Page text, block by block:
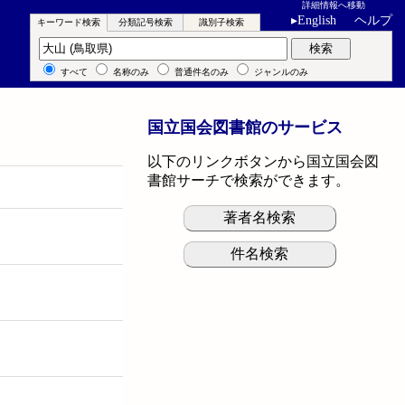
詳細情報へ移動
▸English ヘルプ
キーワード検索 分類記号検索 識別子検索
キーワード検索 検索
すべて 名称のみ 普通件名のみ ジャンルのみ
国立国会図書館のサービス
以下のリンクボタンから国立国会図
書館サーチで検索ができます。
著者名検索
件名検索